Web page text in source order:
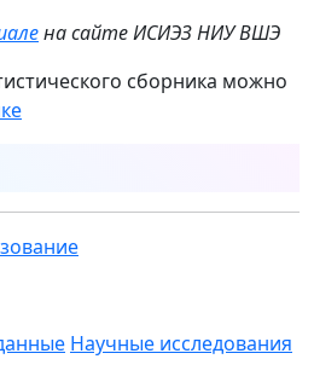
на сайте ИСИЭЗ НИУ ВШЭ
сборника можно
Научные исследования